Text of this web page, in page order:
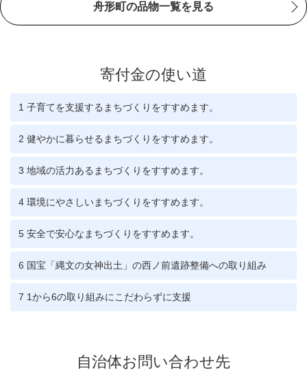
舟形町の品物一覧を見る
寄付金の使い道
1 子育てを支援するまちづくりをすすめます。
2 健やかに暮らせるまちづくりをすすめます。
3 地域の活力あるまちづくりをすすめます。
4 環境にやさしいまちづくりをすすめます。
5 安全で安心なまちづくりをすすめます。
6 国宝「縄文の女神出土」の西ノ前遺跡整備への取り組み
7 1から6の取り組みにこだわらずに支援
自治体お問い合わせ先